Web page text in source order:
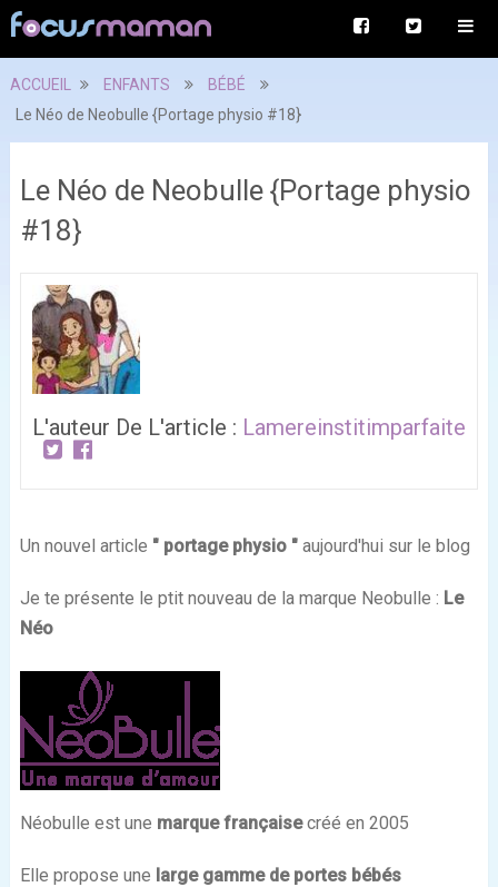
ACCUEIL ENFANTS
BÉBÉ
Le Néo de Neobulle {Portage physio #18}
Le Néo de Neobulle {Portage physio
#18}
L'auteur De L'article : Lamereinstitimparfaite
Un nouvel article " portage physio "aujourd'hui sur le blog
Je te présente le ptit nouveau de la marque Neobulle : Le
Néo
Néobulle est une marque françaisecréé en 2005
Elle propose une large gamme de portes bébés